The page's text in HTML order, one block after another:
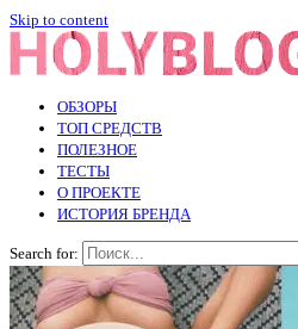
Skip to content
ОБЗОРЫ
ТОП СРЕДСТВ
ПОЛЕЗНОЕ
ТЕСТЫ
О ПРОЕКТЕ
ИСТОРИЯ БРЕНДА
Search for: